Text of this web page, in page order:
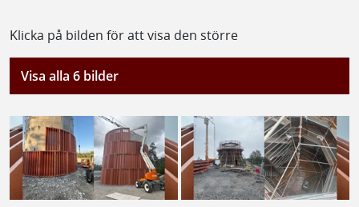
Klicka på bilden för att visa den större
Visa alla 6 bilder